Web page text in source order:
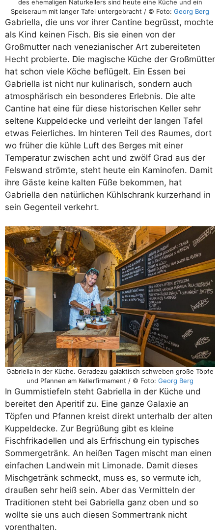
des ehemaligen Naturkellers sind heute eine Küche und ein
Speiseraum mit langer Tafel untergebracht / © Foto: Georg Berg
Gabriella, die uns vor ihrer Cantine begrüsst, mochte
als Kind keinen Fisch. Bis sie einen von der
Großmutter nach venezianischer Art zubereiteten
Hecht probierte. Die magische Küche der Großmütter
hat schon viele Köche beflügelt. Ein Essen bei
Gabriella ist nicht nur kulinarisch, sondern auch
atmosphärisch ein besonderes Erlebnis. Die alte
Cantine hat eine für diese historischen Keller sehr
seltene Kuppeldecke und verleiht der langen Tafel
etwas Feierliches. Im hinteren Teil des Raumes, dort
wo früher die kühle Luft des Berges mit einer
Temperatur zwischen acht und zwölf Grad aus der
Felswand strömte, steht heute ein Kaminofen. Damit
ihre Gäste keine kalten Füße bekommen, hat
Gabriella den natürlichen Kühlschrank kurzerhand in
sein Gegenteil verkehrt.
Gabriella in der Küche. Geradezu galaktisch schweben große Töpfe
und Pfannen am Kellerfirmament / © Foto: Georg Berg
In Gummistiefeln steht Gabriella in der Küche und
bereitet den Aperitif zu. Eine ganze Galaxie an
Töpfen und Pfannen kreist direkt unterhalb der alten
Kuppeldecke. Zur Begrüßung gibt es kleine
Fischfrikadellen und als Erfrischung ein typisches
Sommergetränk. An heißen Tagen mischt man einen
einfachen Landwein mit Limonade. Damit dieses
Mischgetränk schmeckt, muss es, so vermute ich,
draußen sehr heiß sein. Aber das Vermitteln der
Traditionen steht bei Gabriella ganz oben und so
wollte sie uns auch diesen Sommertrank nicht
vorenthalten.